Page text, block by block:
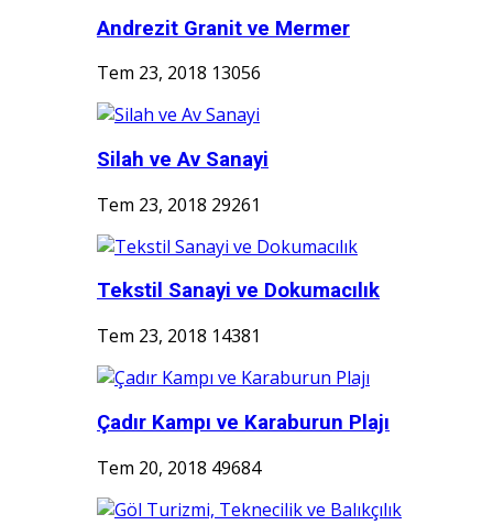
Andrezit Granit ve Mermer
Tem 23, 2018 13056
Silah ve Av Sanayi
Tem 23, 2018 29261
Tekstil Sanayi ve Dokumacılık
Tem 23, 2018 14381
Çadır Kampı ve Karaburun Plajı
Tem 20, 2018 49684